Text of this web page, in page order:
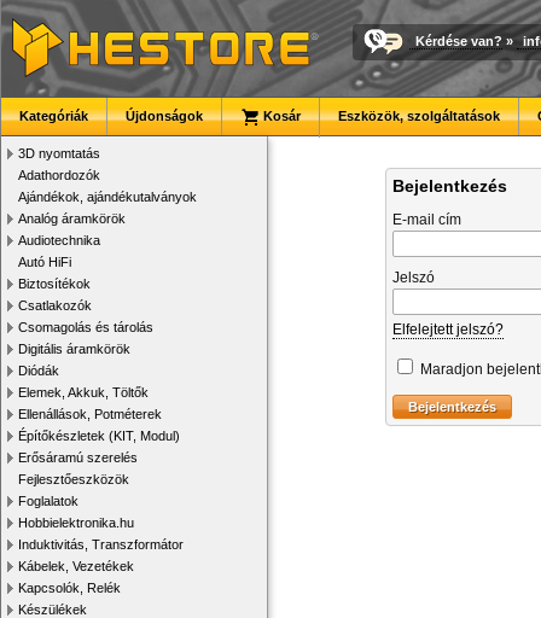
Kérdése van? »
Kategóriák Újdonságok Kosár Eszközök, szolgáltatások
3D nyomtatás
Adathordozók
Ajándékok, ajándékutalványok
Analóg áramkörök
Audiotechnika
Autó HiFi
Biztosítékok
Csatlakozók
Csomagolás és tárolás
Digitális áramkörök
Diódák
Elemek, Akkuk, Töltők
Ellenállások, Potméterek
Építőkészletek (KIT, Modul)
Erősáramú szerelés
Fejlesztőeszközök
Foglalatok
Hobbielektronika.hu
Induktivitás, Transzformátor
Kábelek, Vezetékek
Kapcsolók, Relék
Készülékek
Bejelentkezés
E-mail cím
Jelszó
Elfelejtett jelszó?
Maradjon